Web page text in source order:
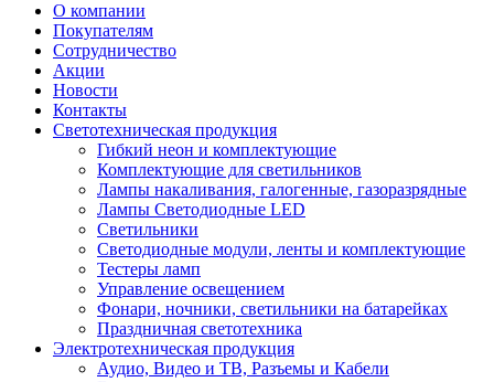
О компании
Покупателям
Сотрудничество
Акции
Новости
Контакты
Светотехническая продукция
Гибкий неон и комплектующие
Комплектующие для светильников
Лампы накаливания, галогенные, газоразрядные
Лампы Светодиодные LED
Светильники
Светодиодные модули, ленты и комплектующие
Тестеры ламп
Управление освещением
Фонари, ночники, светильники на батарейках
Праздничная светотехника
Электротехническая продукция
Аудио, Видео и ТВ, Разъемы и Кабели